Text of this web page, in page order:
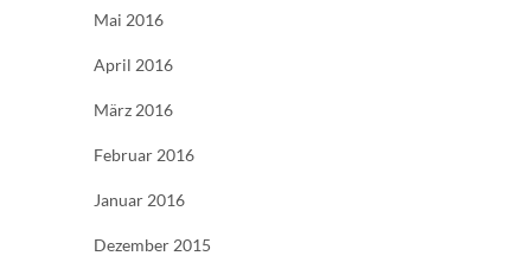
Mai 2016
April 2016
März 2016
Februar 2016
Januar 2016
Dezember 2015